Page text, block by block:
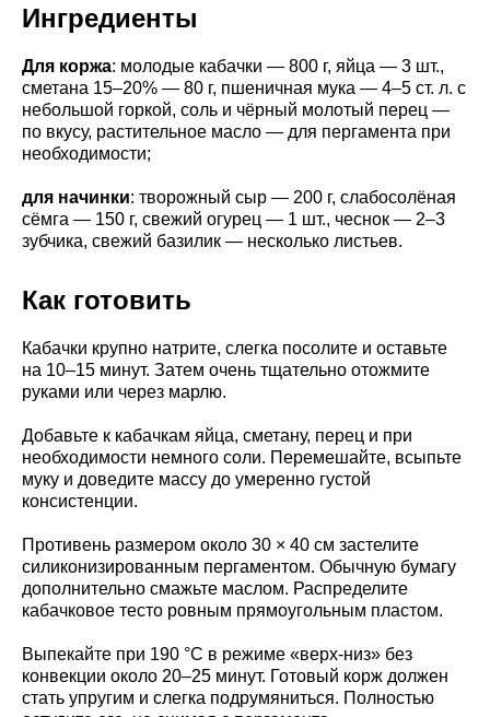
Ингредиенты
Для коржа: молодые кабачки — 800 г, яйца — 3 шт.,
сметана 15–20% — 80 г, пшеничная мука — 4–5 ст. л. с
небольшой горкой, соль и чёрный молотый перец —
по вкусу, растительное масло — для пергамента при
необходимости;
для начинки: творожный сыр — 200 г, слабосолёная
сёмга — 150 г, свежий огурец — 1 шт., чеснок — 2–3
зубчика, свежий базилик — несколько листьев.
Как готовить
Кабачки крупно натрите, слегка посолите и оставьте
на 10–15 минут. Затем очень тщательно отожмите
руками или через марлю.
Добавьте к кабачкам яйца, сметану, перец и при
необходимости немного соли. Перемешайте, всыпьте
муку и доведите массу до умеренно густой
консистенции.
Противень размером около 30 × 40 см застелите
силиконизированным пергаментом. Обычную бумагу
дополнительно смажьте маслом. Распределите
кабачковое тесто ровным прямоугольным пластом.
Выпекайте при 190 °C в режиме «верх-низ» без
конвекции около 20–25 минут. Готовый корж должен
стать упругим и слегка подрумяниться. Полностью